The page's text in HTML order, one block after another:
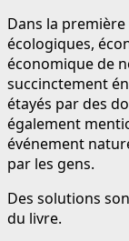
Dans la
écologiques,
économique de
succinctement
étayés par des
également
événement
par les gens.
Des solutions
du livre.